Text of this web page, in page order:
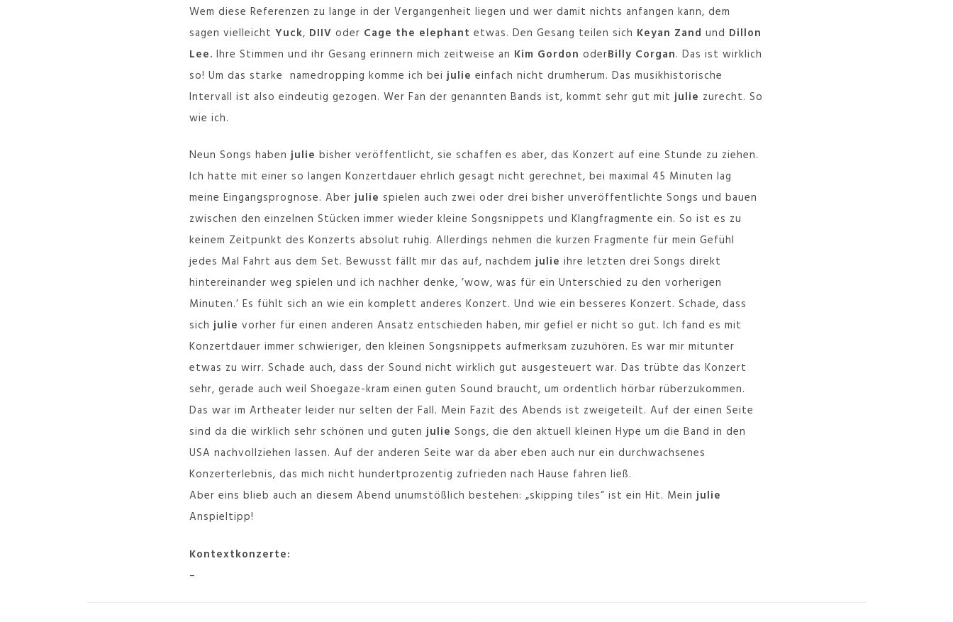
Wem diese Referenzen zu lange in der Vergangenheit liegen und wer damit nichts anfangen kann, dem
sagen vielleicht Yuck, DIIV oder Cage the elephant etwas. Den Gesang teilen sich Keyan Zand und Dillon
Lee. Ihre Stimmen und ihr Gesang erinnern mich zeitweise an Kim Gordon oderBilly Corgan. Das ist wirklich
so! Um das starke namedropping komme ich beijulie einfach nicht drumherum. Das musikhistorische
Intervall ist also eindeutig gezogen. Wer Fan der genannten Bands ist, kommt sehr gut mitjulie zurecht. So
wie ich.
Neun Songs habenjulie bisher veröffentlicht, sie schaffen es aber, das Konzert auf eine Stunde zu ziehen.
Ich hatte mit einer so langen Konzertdauer ehrlich gesagt nicht gerechnet, bei maximal 45 Minuten lag
meine Eingangsprognose. Aberjulie spielen auch zwei oder drei bisher unveröffentlichte Songs und bauen
zwischen den einzelnen Stücken immer wieder kleine Songsnippets und Klangfragmente ein. So ist es zu
keinem Zeitpunkt des Konzerts absolut ruhig. Allerdings nehmen die kurzen Fragmente für mein Gefühl
jedes Mal Fahrt aus dem Set. Bewusst fällt mir das auf, nachdemjulie ihre letzten drei Songs direkt
hintereinander weg spielen und ich nachher denke, ’wow, was für ein Unterschied zu den vorherigen
Minuten.’ Es fühlt sich an wie ein komplett anderes Konzert. Und wie ein besseres Konzert. Schade, dass
sichjulie vorher für einen anderen Ansatz entschieden haben, mir gefiel er nicht so gut. Ich fand es mit
Konzertdauer immer schwieriger, den kleinen Songsnippets aufmerksam zuzuhören. Es war mir mitunter
etwas zu wirr. Schade auch, dass der Sound nicht wirklich gut ausgesteuert war. Das trübte das Konzert
sehr, gerade auch weil Shoegaze-kram einen guten Sound braucht, um ordentlich hörbar rüberzukommen.
Das war im Artheater leider nur selten der Fall. Mein Fazit des Abends ist zweigeteilt. Auf der einen Seite
sind da die wirklich sehr schönen und gutenjulie Songs, die den aktuell kleinen Hype um die Band in den
USA nachvollziehen lassen. Auf der anderen Seite war da aber eben auch nur ein durchwachsenes
Konzerterlebnis, das mich nicht hundertprozentig zufrieden nach Hause fahren ließ.
Aber eins blieb auch an diesem Abend unumstößlich bestehen: „skipping tiles“ ist ein Hit. Meinjulie
Anspieltipp!
Kontextkonzerte:
–